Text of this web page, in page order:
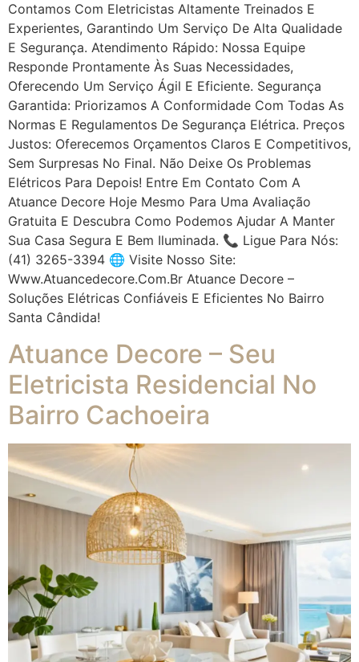
Contamos Com Eletricistas Altamente Treinados E
Experientes, Garantindo Um Serviço De Alta Qualidade
E Segurança. Atendimento Rápido: Nossa Equipe
Responde Prontamente Às Suas Necessidades,
Oferecendo Um Serviço Ágil E Eficiente. Segurança
Garantida: Priorizamos A Conformidade Com Todas As
Normas E Regulamentos De Segurança Elétrica. Preços
Justos: Oferecemos Orçamentos Claros E Competitivos,
Sem Surpresas No Final. Não Deixe Os Problemas
Elétricos Para Depois! Entre Em Contato Com A
Atuance Decore Hoje Mesmo Para Uma Avaliação
Gratuita E Descubra Como Podemos Ajudar A Manter
Sua Casa Segura E Bem Iluminada. 📞 Ligue Para Nós:
(41) 3265-3394 🌐 Visite Nosso Site:
Www.atuancedecore.com.br Atuance Decore –
Soluções Elétricas Confiáveis E Eficientes No Bairro
Santa Cândida!
Atuance Decore – Seu
Eletricista Residencial No
Bairro Cachoeira